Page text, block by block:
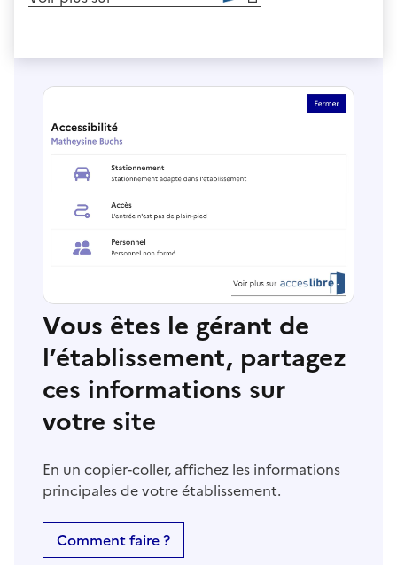
Vous êtes le gérant de
l’établissement, partagez
ces informations sur
votre site
En un copier-coller, affichez les informations
principales de votre établissement.
Comment faire ?